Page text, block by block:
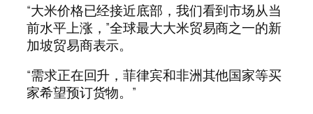
“大米价格已经接近底部，我们看到市场从当
前水平上涨，”全球最大大米贸易商之一的新
加坡贸易商表示。
“需求正在回升，菲律宾和非洲其他国家等买
家希望预订货物。”